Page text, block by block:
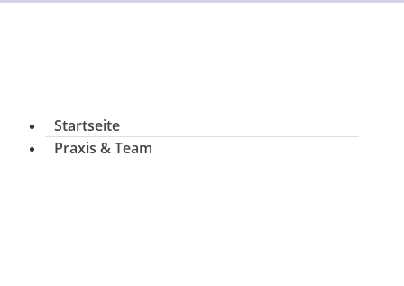
Startseite
Praxis & Team